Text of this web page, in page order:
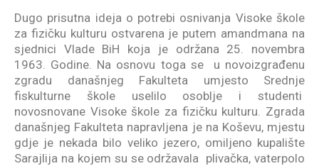
Dugo prisutna ideja o potrebi osnivanja Visoke škole
za fizičku kulturu ostvarena je putem amandmana na
sjednici Vlade BiH koja je održana 25. novembra
1963. Godine. Na osnovu toga se u novoizgrađenu
zgradu današnjeg Fakulteta umjesto Srednje
fiskulturne škole uselilo osoblje i studenti
novosnovane Visoke škole za fizičku kulturu. Zgrada
današnjeg Fakulteta napravljena je na Koševu, mjestu
gdje je nekada bilo veliko jezero, omiljeno kupalište
Sarajlija na kojem su se održavala plivačka, vaterpolo